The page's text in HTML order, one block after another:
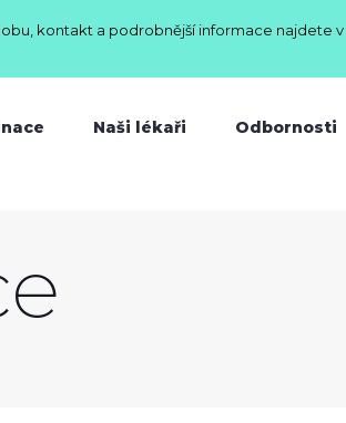
Naši lékaři Odbornosti
kontakt a podrobnější informace najdete